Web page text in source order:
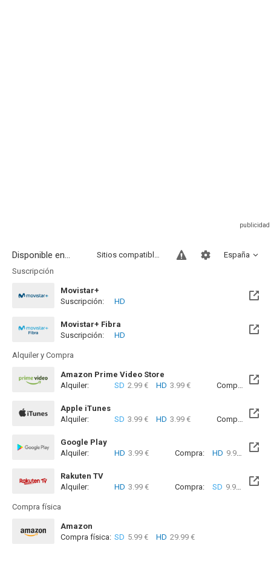
Disponible en... España
Sitios compatibles
Suscripción
Movistar+
Disponible hasta el Dom, 31 Ene 2027 (Quedan 5 meses)
Suscripción: HD
Movistar+ Fibra
Disponible hasta el Dom, 31 Ene 2027 (Quedan 5 meses)
Suscripción: HD
Alquiler y Compra
Amazon Prime Video Store
Alquiler:
SD 2.99 € HD 3.99 € Compra: SD
Apple iTunes
Alquiler:
SD 3.99 € HD 3.99 € Compra: SD
Google Play
Alquiler:
HD 3.99 € Compra: HD 9.99 €
Rakuten TV
Alquiler:
HD 3.99 € Compra: SD 9.99 € HD
Compra física
Amazon
Compra física: SD 5.99 € HD 29.99 €